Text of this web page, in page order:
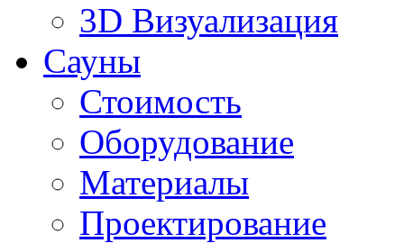
3D Визуализация
Сауны
Стоимость
Оборудование
Материалы
Проектирование